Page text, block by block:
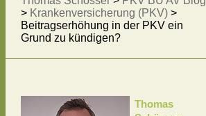
> Krankenversicherung (PKV) >
Beitragserhöhung in der PKV ein
Grund zu kündigen?
Thomas